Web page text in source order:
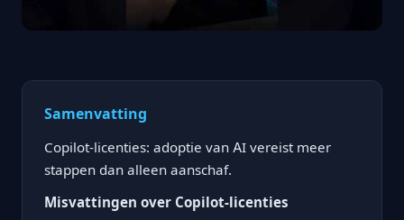
Samenvatting
Copilot-licenties: adoptie van AI vereist meer
stappen dan alleen aanschaf.
Misvattingen over Copilot-licenties